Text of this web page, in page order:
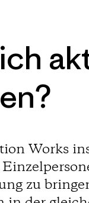
Works
zu